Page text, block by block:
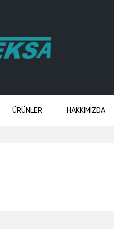
ÜRÜNLER HAKKIMIZDA